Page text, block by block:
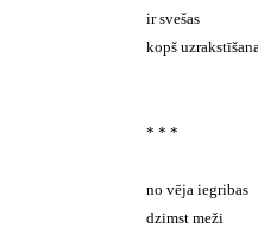
ir svešas
kopš
* * *
no vēja iegribas
dzimst meži